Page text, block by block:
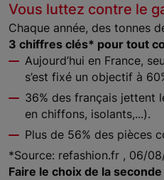
Vous luttez contre le
Chaque année, des tonnes
3 chiffres clés* pour tout
Aujourd’hui en France,
s’est fixé un objectif à
36% des français jettent
en chiffons, isolants,...).
Plus de 56% des pièces
*Source: refashion.fr , 06/
Faire le choix de la